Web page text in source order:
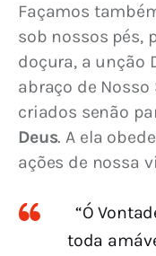
Façamos
sob nossos pés,
doçura, a unção
abraço de
criados senão
Deus. A ela
ações de nossa
“Ó
toda